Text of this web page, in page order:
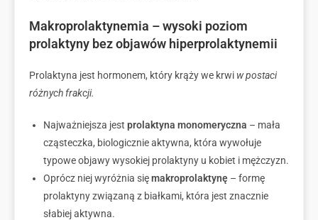
Makroprolaktynemia – wysoki poziom
prolaktyny bez objawów hiperprolaktynemii
Prolaktyna jest hormonem, który krąży we krwi w postaci
różnych frakcji.
Najważniejsza jest prolaktyna monomeryczna – mała
cząsteczka, biologicznie aktywna, która wywołuje
typowe objawy wysokiej prolaktyny u kobiet i mężczyzn.
Oprócz niej wyróżnia sięmakroprolaktynę – formę
prolaktyny związaną z białkami, która jest znacznie
słabiej aktywna.